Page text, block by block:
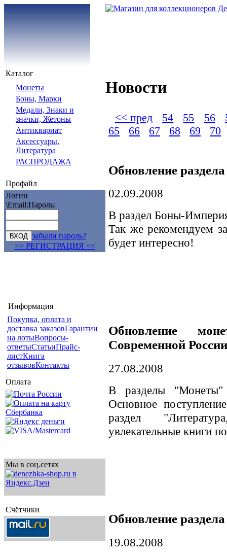
Каталог
Монеты
Боны, Марки
Медали, Знаки и
значки, Жетоны
Антиквариат
Аксессуары,
Литература
РАСПРОДАЖА
Профайл
Логин
\Email:Пароль:
забыли пароль?
>> РЕГИСТРАЦИЯ <<
Информация
Покупка, оплата и
доставка заказовГарантии
на лотыВопросы-
ответыСтатьиПрайс-
листКнига
отзывовКонтакты
Оплата
Мы в соц.сетях
Счётчики
Новости
<< пред 54 55 56
65
66 67 68 69 70
Обновление
02.09.2008
В раздел Боны-
Так же рекомендуем
будет интересно!
Обновление
Современной России
27.08.2008
В разделы "Монеты"
Основное
раздел
увлекательные книги
Обновление
19.08.2008